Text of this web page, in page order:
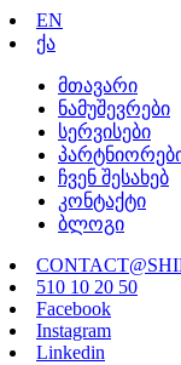
EN
ქა
მთავარი
ნამუშევრები
სერვისები
ჩვენ შესახებ
კონტაქტი
ბლოგი
510 10 20 50
Facebook
Instagram
Linkedin